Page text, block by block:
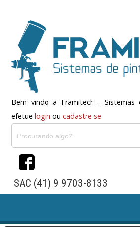
Bem vindo a Framitech - Sistemas
efetue login ou cadastre-se
SAC (41) 9 9703-8133